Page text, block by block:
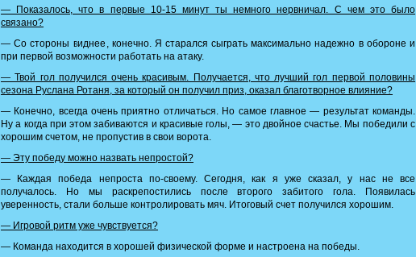
— Показалось, что в первые 10-15 минут ты немного нервничал. С чем это было
связано?
— Со стороны виднее, конечно. Я старался сыграть максимально надежно в обороне и
при первой возможности работать на атаку.
— Твой гол получился очень красивым. Получается, что лучший гол первой половины
сезона Руслана Ротаня, за который он получил приз, оказал благотворное влияние?
— Конечно, всегда очень приятно отличаться. Но самое главное — результат команды.
Ну а когда при этом забиваются и красивые голы, — это двойное счастье. Мы победили с
хорошим счетом, не пропустив в свои ворота.
— Эту победу можно назвать непростой?
— Каждая победа непроста по-своему. Сегодня, как я уже сказал, у нас не все
получалось. Но мы раскрепостились после второго забитого гола. Появилась
уверенность, стали больше контролировать мяч. Итоговый счет получился хорошим.
— Игровой ритм уже чувствуется?
— Команда находится в хорошей физической форме и настроена на победы.